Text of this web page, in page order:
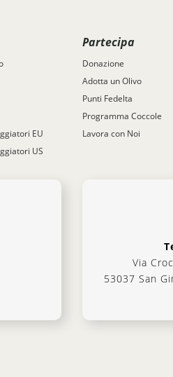
EU
US
Partecipa
Donazione
Adotta un Olivo
Punti Fedelta
Programma Coccole
Lavora con Noi
Via
53037 San